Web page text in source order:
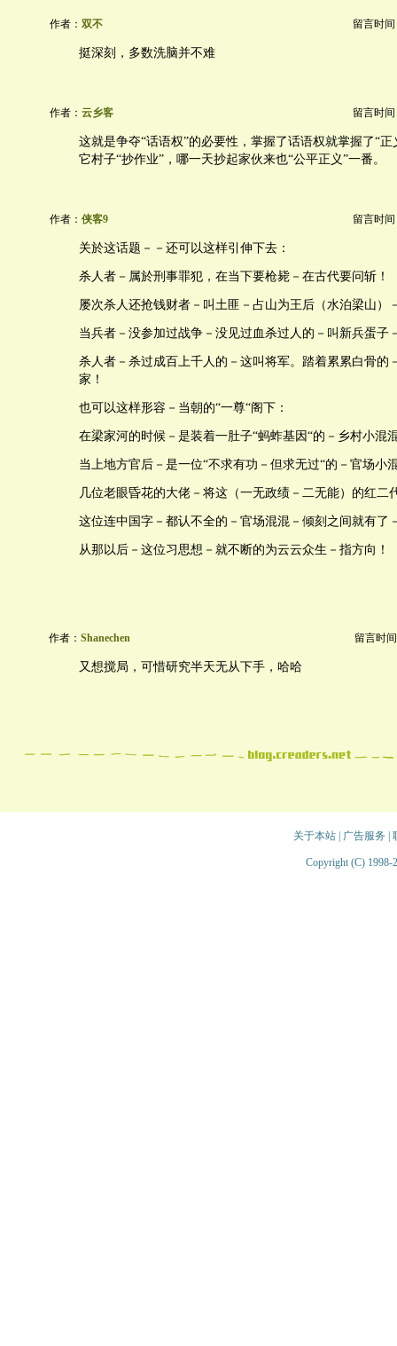
作者： 双不 留言时间
挺深刻，多数洗脑并不难
作者： 云乡客 留言时间
这就是争夺“话语权”的必要性，掌握了话语权就掌握了“正
它村子“抄作业”，哪一天抄起家伙来也“公平正义”一番。
作者： 侠客9 留言时间
关於这话题－－还可以这样引伸下去：
杀人者－属於刑事罪犯，在当下要枪毙－在古代要问斩！
屡次杀人还抢钱财者－叫土匪－占山为王后（水泊梁山）
当兵者－没参加过战争－没见过血杀过人的－叫新兵蛋子
杀人者－杀过成百上千人的－这叫将军。踏着累累白骨的
家！
也可以这样形容－当朝的“一尊“阁下：
在梁家河的时候－是装着一肚子“蚂蚱基因“的－乡村小混
当上地方官后－是一位“不求有功－但求无过“的－官场小
几位老眼昏花的大佬－将这（一无政绩－二无能）的红二
这位连中国字－都认不全的－官场混混－倾刻之间就有了
从那以后－这位习思想－就不断的为云云众生－指方向！
作者： Shanechen 留言时
又想搅局，可惜研究半天无从下手，哈哈
关于本站| 广告服务
Copyright (C) 1998-